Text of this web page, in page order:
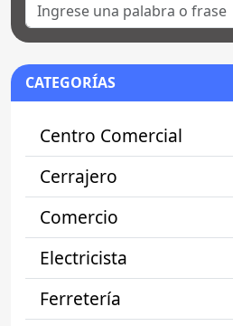
CATEGORÍAS
Centro Comercial
Cerrajero
Comercio
Electricista
Ferretería